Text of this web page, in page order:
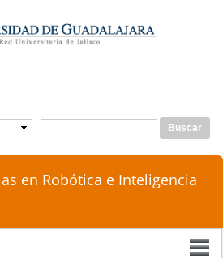
Formulario de búsqueda
Buscar
en Robótica e Inteligencia